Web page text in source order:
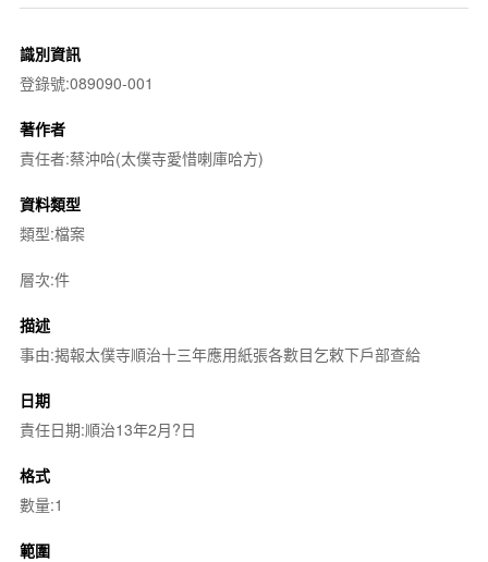
識別資訊
登錄號:089090-001
著作者
責任者:蔡沖哈(太僕寺愛惜喇庫哈方)
資料類型
類型:檔案
層次:件
描述
事由:揭報太僕寺順治十三年應用紙張各數目乞敕下戶部查給
日期
責任日期:順治13年2月?日
格式
數量:1
範圍